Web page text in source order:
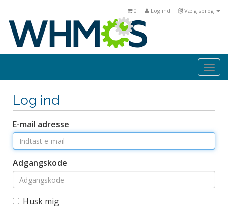
Vælg sprog
Log ind
0
Log ind
E-mail adresse
Adgangskode
Husk mig